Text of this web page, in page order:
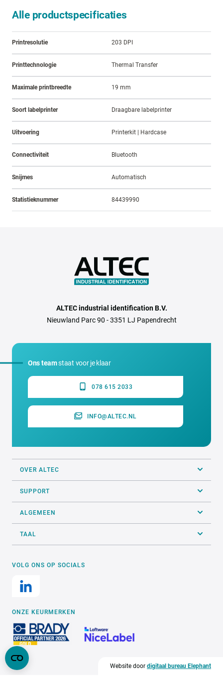
Alle productspecificaties
Printresolutie 203 DPI
Printtechnologie Thermal Transfer
Maximale printbreedte 19 mm
Soort labelprinter Draagbare labelprinter
Uitvoering Printerkit | Hardcase
Connectiviteit Bluetooth
Snijmes Automatisch
Statistieknummer 84439990
ALTEC industrial identification B.V.
Nieuwland Parc 90 - 3351 LJ Papendrecht
Ons teamstaat voor je klaar
078 615 2033
INFO@ALTEC.NL
OVER ALTEC
SUPPORT
ALGEMEEN
TAAL
VOLG ONS OP SOCIALS
ONZE KEURMERKEN
Website door digitaal bureau Elephant